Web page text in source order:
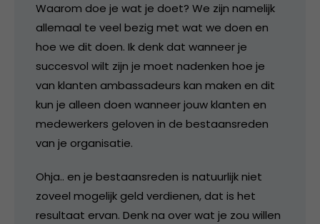
Waarom doe je wat je doet? We zijn namelijk
allemaal te veel bezig met wat we doen en
hoe we dit doen. Ik denk dat wanneer je
succesvol wilt zijn je moet nadenken hoe je
van klanten ambassadeurs kan maken en dit
kun je alleen doen wanneer jouw klanten en
medewerkers geloven in de bestaansreden
van je organisatie.
Ohja.. en je bestaansreden is natuurlijk niet
zoveel mogelijk geld verdienen, dat is het
resultaat ervan. Denk na over wat je zou willen